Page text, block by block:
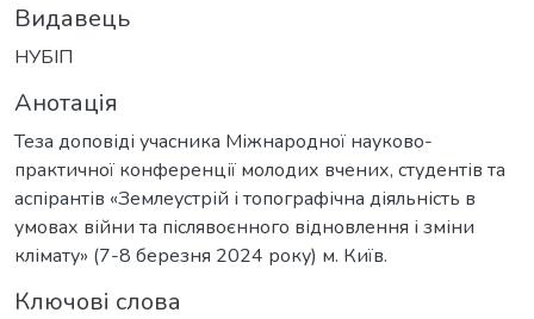
Видавець
НУБІП
Анотація
Теза доповіді учасника Міжнародної науково-
практичної конференції молодих вчених, студентів та
аспірантів «Землеустрій і топографічна діяльність в
умовах війни та післявоєнного відновлення і зміни
клімату» (7-8 березня 2024 року) м. Київ.
Ключові слова